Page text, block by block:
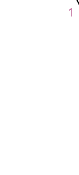
1